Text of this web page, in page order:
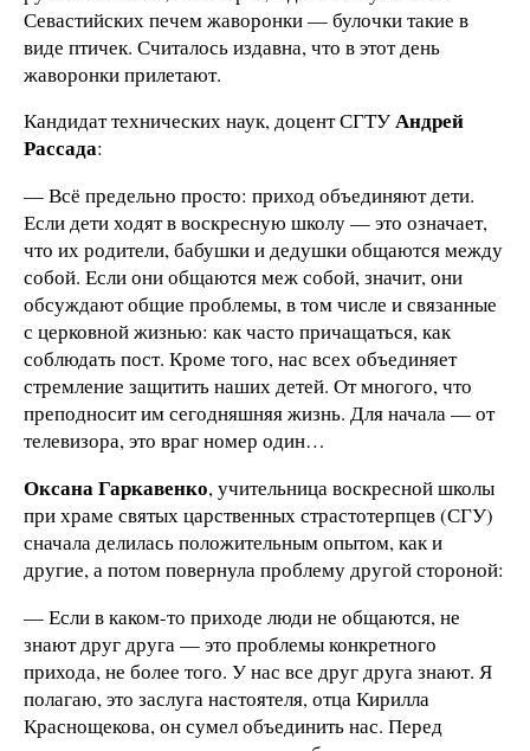
Севастийских печем жаворонки — булочки такие в
виде птичек. Считалось издавна, что в этот день
жаворонки прилетают.
Кандидат технических наук, доцент СГТУАндрей
Рассада:
— Всё предельно просто: приход объединяют дети.
Если дети ходят в воскресную школу — это означает,
что их родители, бабушки и дедушки общаются между
собой. Если они общаются меж собой, значит, они
обсуждают общие проблемы, в том числе и связанные
с церковной жизнью: как часто причащаться, как
соблюдать пост. Кроме того, нас всех объединяет
стремление защитить наших детей. От многого, что
преподносит им сегодняшняя жизнь. Для начала — от
телевизора, это враг номер один…
Оксана Гаркавенко, учительница воскресной школы
при храме святых царственных страстотерпцев (СГУ)
сначала делилась положительным опытом, как и
другие, а потом повернула проблему другой стороной:
— Если в каком-то приходе люди не общаются, не
знают друг друга — это проблемы конкретного
прихода, не более того. У нас все друг друга знают. Я
полагаю, это заслуга настоятеля, отца Кирилла
Краснощекова, он сумел объединить нас. Перед